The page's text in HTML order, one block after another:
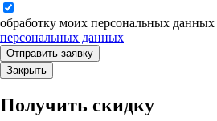
обработку моих персональных данных
персональных данных
Закрыть
Получить скидку